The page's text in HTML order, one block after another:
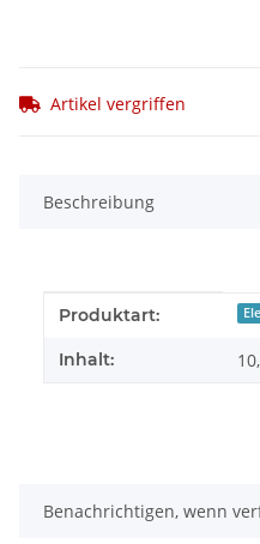
Artikel vergriffen
Beschreibung
Produkteigenschaft
Wert
Produktart:
Inhalt:
Benachrichtigen, wenn